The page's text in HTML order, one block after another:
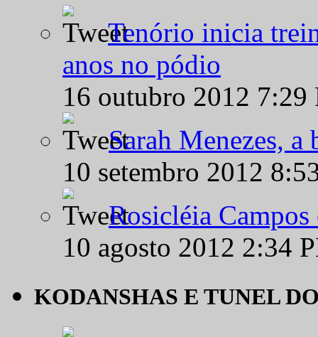
Tenório inicia
anos no pódio
16 outubro 2012
Sarah Menezes,
10 setembro 2012
Rosicléia
10 agosto 2012 2:34
KODANSHAS E TUNEL